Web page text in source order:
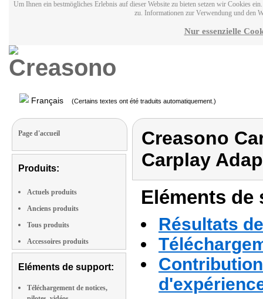
Um Ihnen ein bestmögliches Erlebnis auf dieser Website zu bieten setzen wir Cookies
zu. Informationen zur Verwendung und den
Nur essenzielle
Français (Certains textes ont été traduits automatiquement.)
Page d'accueil
Produits:
Actuels produits
Anciens produits
Tous produits
Accessoires produits
Eléments de support:
Téléchargement de notices,
Creasono
Carplay
Eléments
Résultats